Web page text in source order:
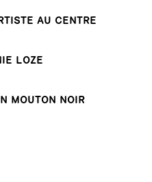
AU CENTRE
LOZE
MOUTON NOIR